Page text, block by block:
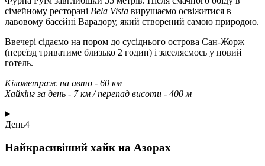
сімейному ресторані Bela Vista вирушаємо освіжитися в
лавовому басейні Варадору, який створений самою природою.
Ввечері сідаємо на пором до сусіднього острова Сан-Жорж
(переїзд триватиме близько 2 годин) і заселяємось у новий
готель.
Кілометраж на авто - 60 км
Хайкінг за день - 7 км / перепад висоти - 400 м
День4
Найкрасивіший хайк на Азорах